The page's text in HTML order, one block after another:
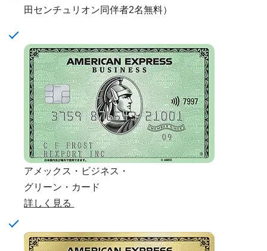
田センチュリオン同伴者2名無料）
アメックス・ビジネス・
グリーン・カード
詳しく見る